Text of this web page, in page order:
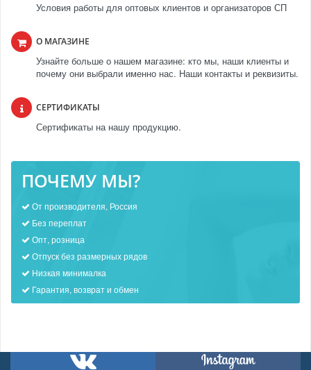
Условия работы для оптовых клиентов и организаторов СП
О МАГАЗИНЕ
Узнайте больше о нашем магазине: кто мы, наши клиенты и
почему они выбрали именно нас. Наши контакты и реквизиты.
СЕРТИФИКАТЫ
Сертификаты на нашу продукцию.
ПОЧЕМУ МЫ?
От производителя, Россия
Без переплат
Опт, розница
Отпуск без размерных рядов
Низкая минималка
Гарантия, возврат и обмен